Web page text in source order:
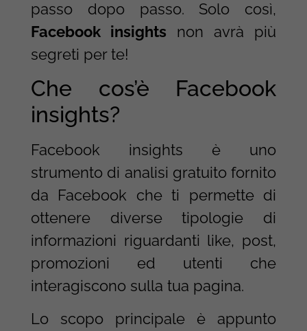
passo dopo passo. Solo così,
Facebook insights non avrà più
segreti per te!
Che cos’è Facebook
insights?
Facebook insights è uno
strumento di analisi gratuito fornito
da Facebook che ti permette di
ottenere diverse tipologie di
informazioni riguardanti like, post,
promozioni ed utenti che
interagiscono sulla tua pagina.
Lo scopo principale è appunto